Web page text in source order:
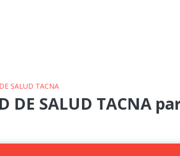
SALUD TACNA
DE SALUD TACNA